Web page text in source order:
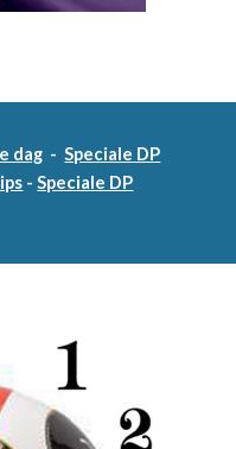
dag -Speciale DP
-Speciale DP